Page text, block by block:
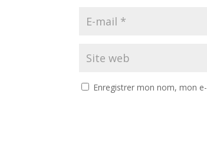
Enregistrer mon nom, mon